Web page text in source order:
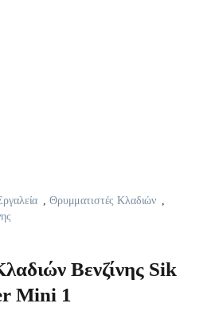
Θρυμματιστές Κλαδιών
Βενζίνης Sik
Mini 1